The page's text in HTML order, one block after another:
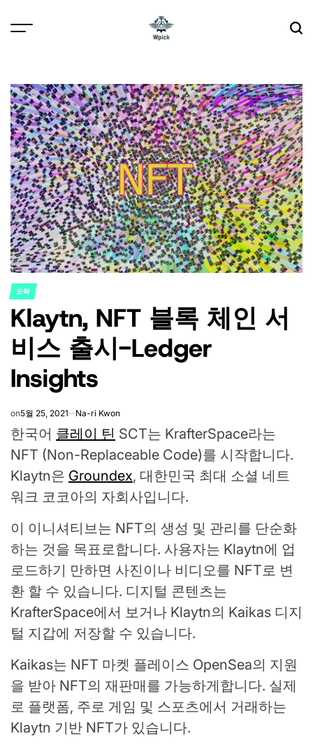
POSTED
IN
오락
Klaytn, NFT 블록 체인 서
비스 출시-Ledger
Insights
on5월 25, 2021 Na-ri Kwon
한국어 클레이 틴 SCT는 KrafterSpace라는
NFT (Non-Replaceable Code)를 시작합니다.
Klaytn은 Groundex, 대한민국 최대 소셜 네트
워크 코코아의 자회사입니다.
이 이니셔티브는 NFT의 생성 및 관리를 단순화
하는 것을 목표로합니다. 사용자는 Klaytn에 업
로드하기 만하면 사진이나 비디오를 NFT로 변
환 할 수 있습니다. 디지털 콘텐츠는
KrafterSpace에서 보거나 Klaytn의 Kaikas 디지
털 지갑에 저장할 수 있습니다.
Kaikas는 NFT 마켓 플레이스 OpenSea의 지원
을 받아 NFT의 재판매를 가능하게합니다. 실제
로 플랫폼, 주로 게임 및 스포츠에서 거래하는
Klaytn 기반 NFT가 있습니다.